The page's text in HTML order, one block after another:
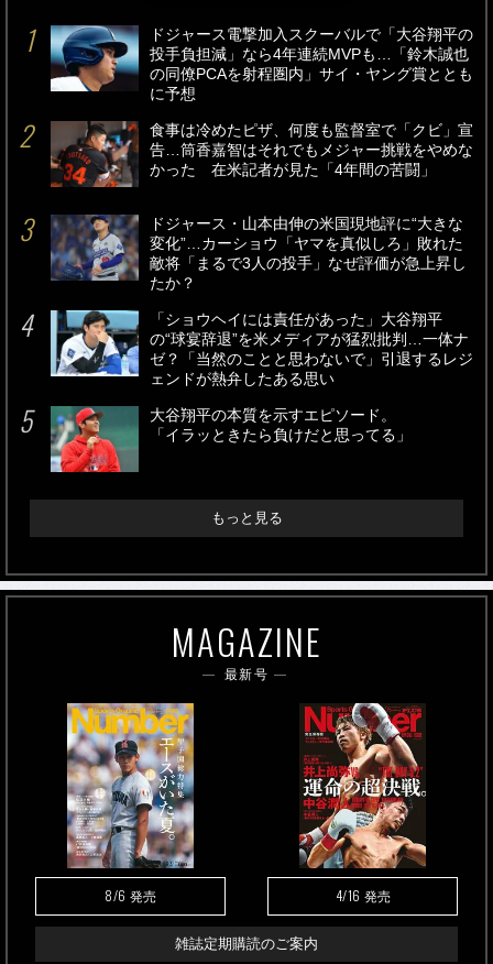
ドジャース電撃加入スクーバルで「大谷翔平の
投手負担減」なら4年連続MVPも…「鈴木誠也
の同僚PCAを射程圏内」サイ・ヤング賞ととも
に予想
食事は冷めたピザ、何度も監督室で「クビ」宣
告…筒香嘉智はそれでもメジャー挑戦をやめな
かった 在米記者が見た「4年間の苦闘」
ドジャース・山本由伸の米国現地評に“大きな
変化”…カーショウ「ヤマを真似しろ」敗れた
敵将「まるで3人の投手」なぜ評価が急上昇し
たか？
「ショウヘイには責任があった」大谷翔平
の“球宴辞退”を米メディアが猛烈批判…一体ナ
ゼ？「当然のことと思わないで」引退するレジ
ェンドが熱弁したある思い
大谷翔平の本質を示すエピソード。
「イラッときたら負けだと思ってる」
もっと見る
MAGAZINE
最新号
8/6 発売 4/16 発売
雑誌定期購読のご案内